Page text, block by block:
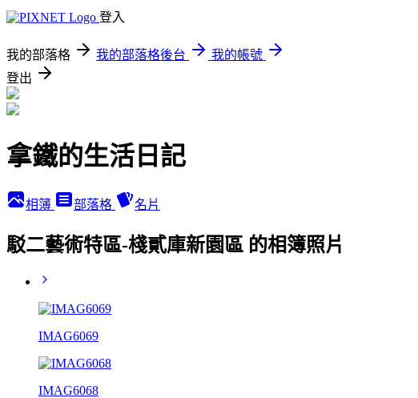
登入
我的部落格 我的部落格後台
我的帳號
登出
拿鐵的生活日記
相簿 部落格 名片
駁二藝術特區-棧貳庫新園區 的相簿照片
IMAG6069
IMAG6068